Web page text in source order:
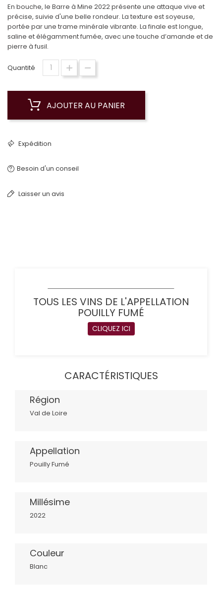
En bouche, le Barre à Mine 2022 présente une attaque vive et
précise, suivie d'une belle rondeur. La texture est soyeuse,
portée par une trame minérale vibrante. La finale est longue,
saline et élégamment fumée, avec une touche d’amande et de
pierre à fusil.
Quantité
AJOUTER AU PANIER
Expédition
Besoin d'un conseil
Laisser un avis
TOUS LES VINS DE L'APPELLATION
POUILLY FUMÉ
CLIQUEZ ICI
CARACTÉRISTIQUES
Région
Val de Loire
Appellation
Pouilly Fumé
Millésime
2022
Couleur
Blanc